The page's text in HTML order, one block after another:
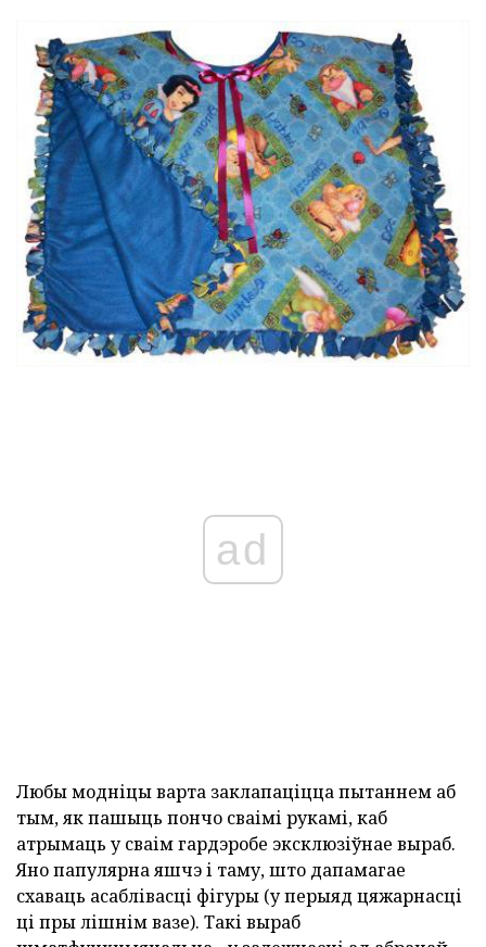
ad
Любы модніцы варта заклапаціцца пытаннем аб
тым, як пашыць пончо сваімі рукамі, каб
атрымаць у сваім гардэробе эксклюзіўнае выраб.
Яно папулярна яшчэ і таму, што дапамагае
схаваць асаблівасці фігуры (у перыяд цяжарнасці
ці пры лішнім вазе). Такі выраб